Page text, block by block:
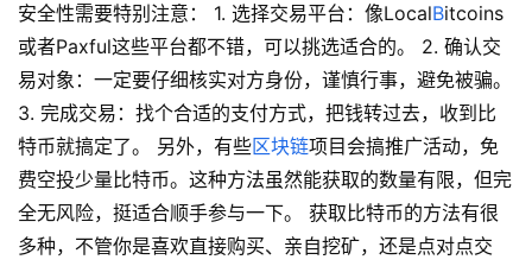
安全性需要特别注意： 1. 选择交易平台：像LocalBitcoins
或者Paxful这些平台都不错，可以挑选适合的。 2. 确认交
易对象：一定要仔细核实对方身份，谨慎行事，避免被骗。
3. 完成交易：找个合适的支付方式，把钱转过去，收到比
特币就搞定了。 另外，有些区块链项目会搞推广活动，免
费空投少量比特币。这种方法虽然能获取的数量有限，但完
全无风险，挺适合顺手参与一下。 获取比特币的方法有很
多种，不管你是喜欢直接购买、亲自挖矿，还是点对点交